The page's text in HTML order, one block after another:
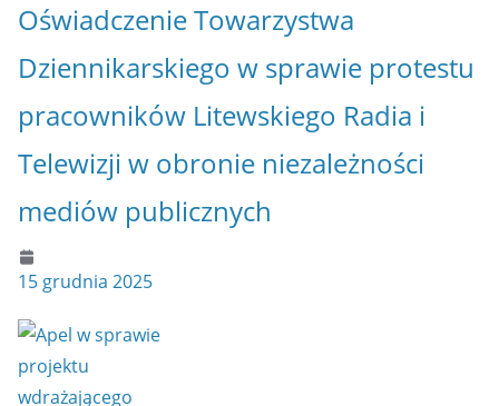
Oświadczenie Towarzystwa
Dziennikarskiego w sprawie protestu
pracowników Litewskiego Radia i
Telewizji w obronie niezależności
mediów publicznych
15 grudnia 2025